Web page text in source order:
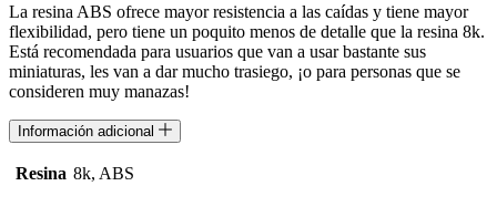
La resina ABS ofrece mayor resistencia a las caídas y tiene mayor
flexibilidad, pero tiene un poquito menos de detalle que la resina 8k.
Está recomendada para usuarios que van a usar bastante sus
miniaturas, les van a dar mucho trasiego, ¡o para personas que se
consideren muy manazas!
Información adicional
Resina 8k, ABS